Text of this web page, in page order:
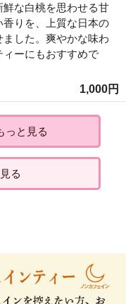
な白桃を思わせる甘
香りを、上質な日本の
した。爽やかな味わ
ィーにもおすすめで
1,000円
っと見る
る